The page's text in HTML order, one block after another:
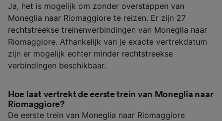
Ja, het is mogelijk om zonder overstappen van
Moneglia naar Riomaggiore te reizen. Er zijn 27
rechtstreekse treinenverbindingen van Moneglia naar
Riomaggiore. Afhankelijk van je exacte vertrekdatum
zijn er mogelijk echter minder rechtstreekse
verbindingen beschikbaar.
Hoe laat vertrekt de eerste trein van Moneglia naar
Riomaggiore?
De eerste trein van Moneglia naar Riomaggiore